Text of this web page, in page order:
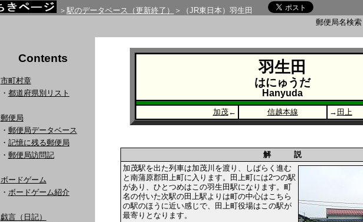
＞ 駅のデータベース（更新終了）
＞（JR東日本）羽生田
郵便局名検
Contents
市町村章
・ 都道府県別リスト
郵便局
・ 郵便局データベース
・ 記憶に残る郵便局
・ 郵便局訪問記
ボードゲーム
・ ボードゲーム紹介
戯言（日記）
羽生田
はにゅうだ
Hanyuda
加茂← 信越本線 → 田上
解 説
加茂駅を出た列車は加茂川を渡り、しばらく進む
と南蒲原郡田上町に入ります。田上町には2つの駅
があり、ひとつめはこの羽生田駅になります。町
名の付いた次駅の田上駅よりは町の中心はこちら
の駅のほうに近い感じで、田上町役場はこの駅が
最寄りとなります。